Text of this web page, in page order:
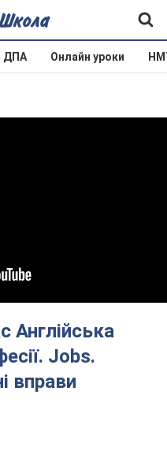
ДПА Онлайн уроки
Англійська
Jobs.
вправи